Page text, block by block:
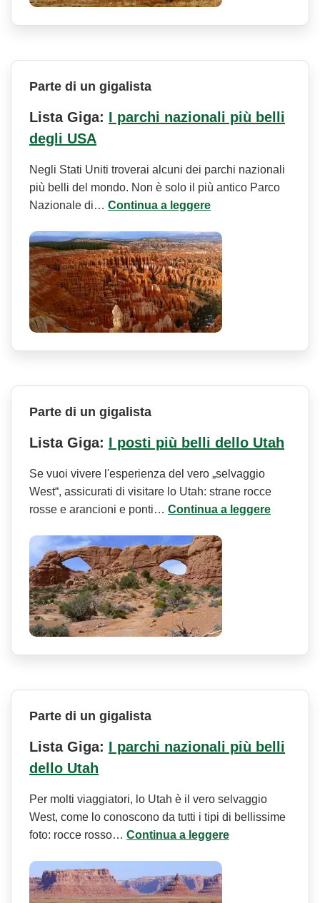
Parte di un gigalista
Lista Giga: I parchi nazionali più belli
degli USA
Negli Stati Uniti troverai alcuni dei parchi nazionali
più belli del mondo. Non è solo il più antico Parco
Nazionale di… Continua a leggere
Parte di un gigalista
Lista Giga: I posti più belli dello Utah
Se vuoi vivere l'esperienza del vero „selvaggio
West“, assicurati di visitare lo Utah: strane rocce
rosse e arancioni e ponti… Continua a leggere
Parte di un gigalista
Lista Giga: I parchi nazionali più belli
dello Utah
Per molti viaggiatori, lo Utah è il vero selvaggio
West, come lo conoscono da tutti i tipi di bellissime
foto: rocce rosso… Continua a leggere